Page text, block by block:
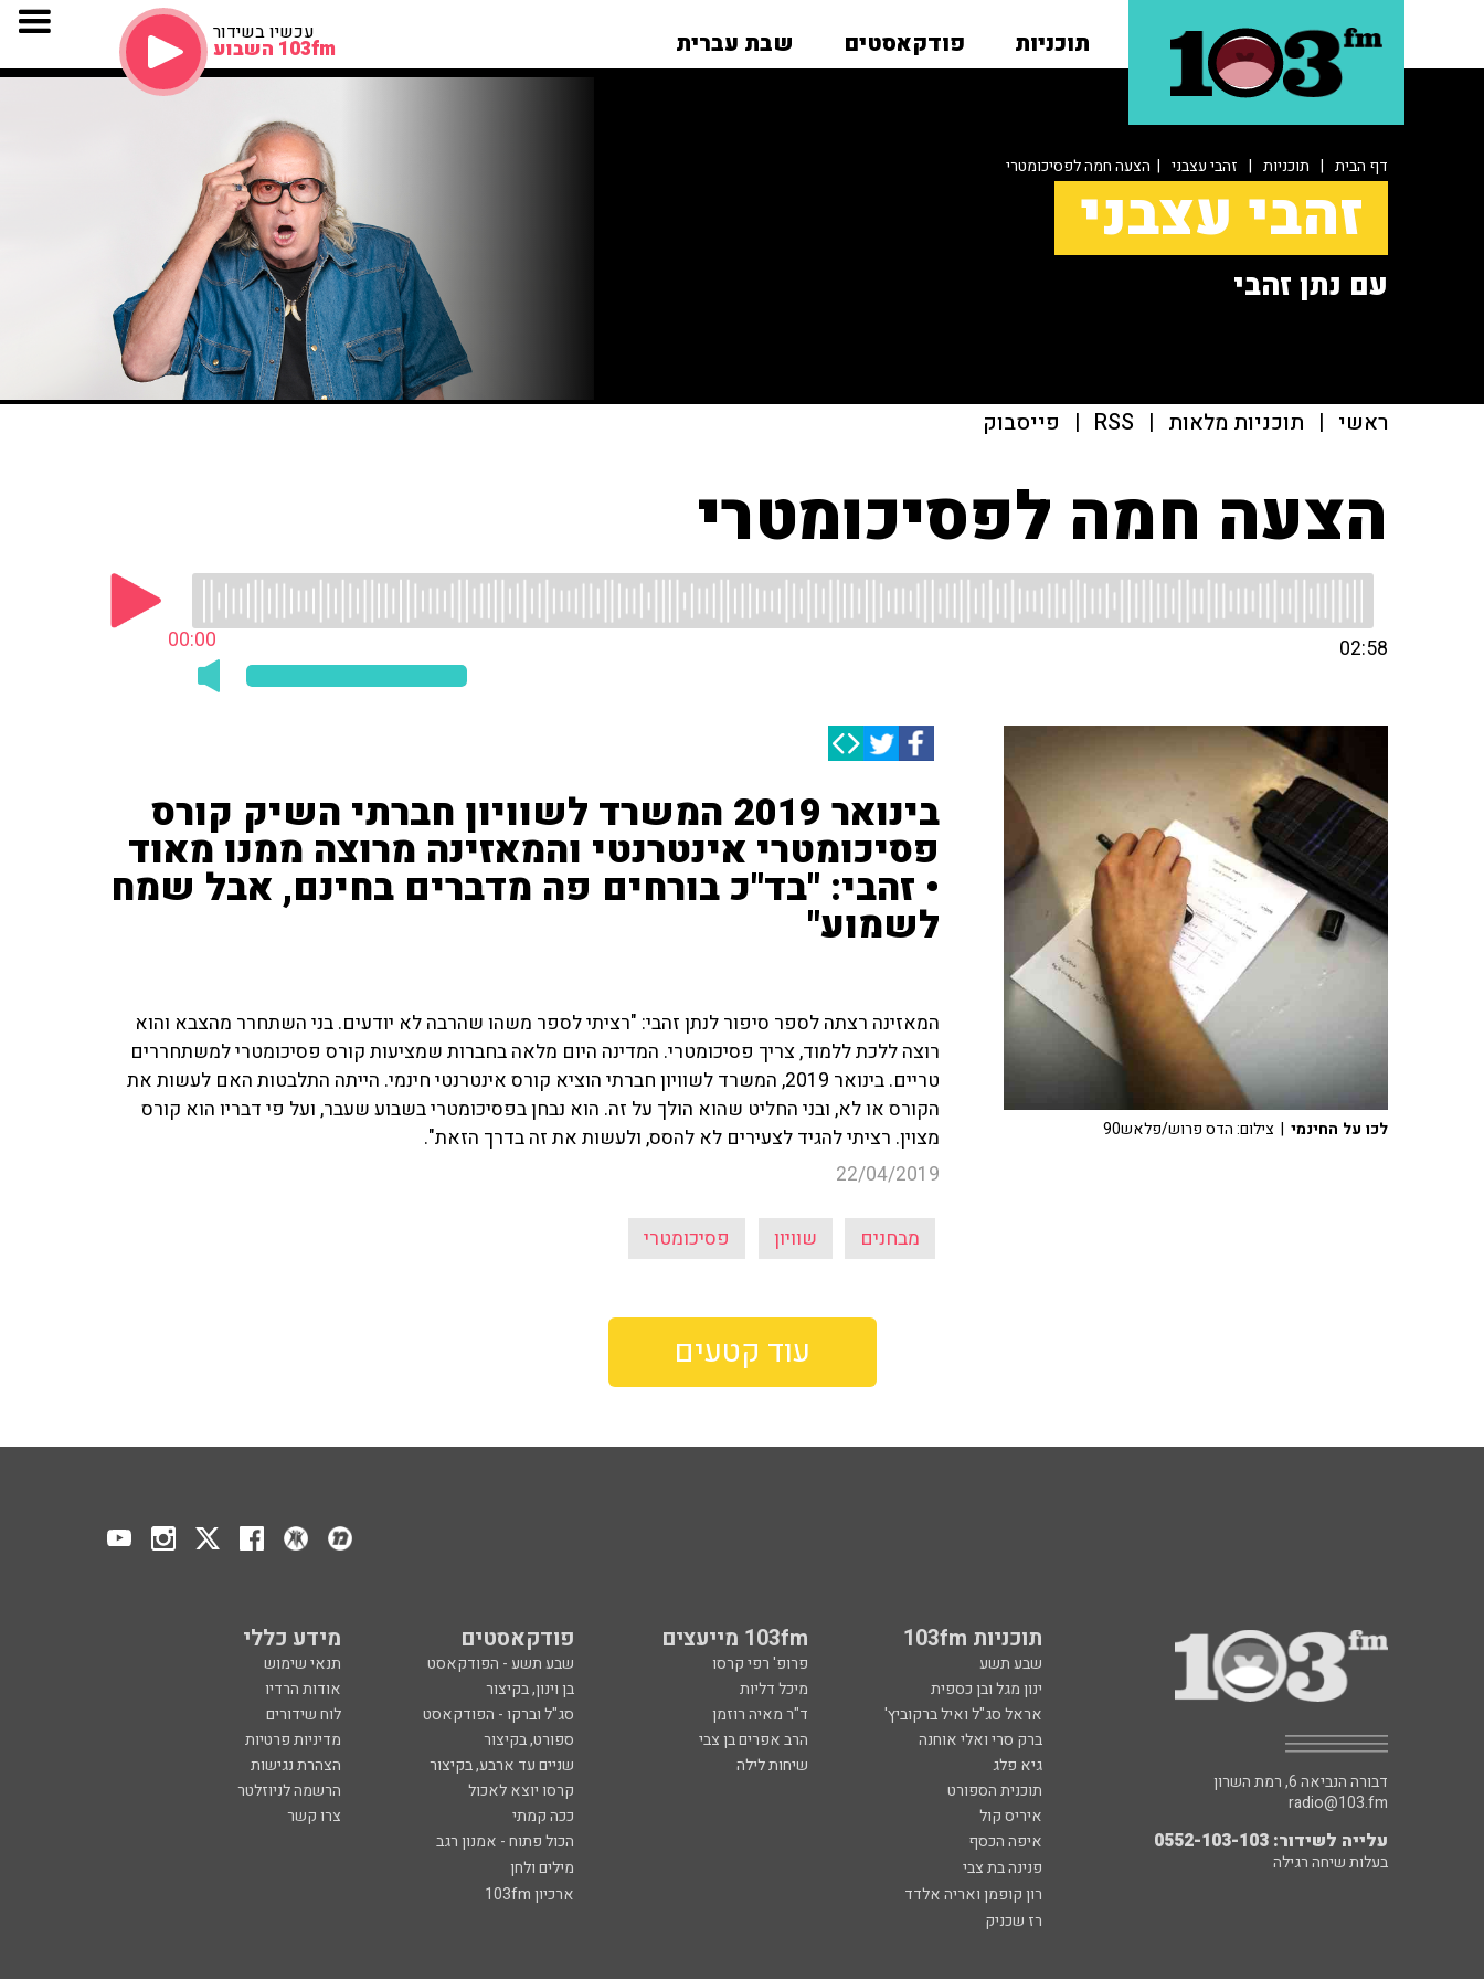
תוכניות פודקאסטים שבת עברית עכשיו בשידור
103fm השבוע
דף הבית | תוכניות | זהבי עצבני | הצעה חמה לפסיכומטרי
זהבי עצבני
עם נתן זהבי
ראשי | תוכניות מלאות |
RSS
| פייסבוק
הצעה חמה לפסיכומטרי
00:00 02:58
בינואר 2019 המשרד לשוויון חברתי השיק קורס
פסיכומטרי אינטרנטי והמאזינה מרוצה ממנו מאוד
• זהבי: "בד"כ בורחים פה מדברים בחינם, אבל שמח
לשמוע"
המאזינה רצתה לספר סיפור לנתן זהבי: "רציתי לספר משהו שהרבה לא יודעים. בני השתחרר מהצבא והוא
רוצה ללכת ללמוד, צריך פסיכומטרי. המדינה היום מלאה בחברות שמציעות קורס פסיכומטרי למשתחררים
טריים. בינואר 2019, המשרד לשוויון חברתי הוציא קורס אינטרנטי חינמי. הייתה התלבטות האם לעשות את
הקורס או לא, ובני החליט שהוא הולך על זה. הוא נבחן בפסיכומטרי בשבוע שעבר, ועל פי דבריו הוא קורס
מצוין. רציתי להגיד לצעירים לא להסס, ולעשות את זה בדרך הזאת".
22/04/2019
מבחנים שוויון פסיכומטרי
לכו על החינמי | צילום: הדס פרוש/פלאש90
עוד קטעים
תוכניות 103fm 103fm מייעצים פודקאסטים מידע כללי
שבע תשע פרופ' רפי קרסו שבע תשע - הפודקאסט
תנאי שימוש
ינון מגל ובן כספית
מיכל דליות בן וינון, בקיצור
אודות הרדיו
אראל סג"ל ואיל ברקוביץ'
ד"ר מאיה רוזמן סג"ל וברקו - הפודקאסט
לוח שידורים
ברק סרי ואלי אוחנה
הרב אפרים בן צבי ספורט, בקיצור
מדיניות פרטיות
גיא פלג
שיחות לילה שניים עד ארבע, בקיצור
הצהרת נגישות
תוכנית הספורט
קרסו יוצא לאכול
הרשמה לניוזלטר
איריס קול
ככה קמתי
צרו קשר
איפה הכסף
הכול פתוח - אמנון רגב
פנינה בת צבי
מילים ולחן
רון קופמן ואריה אלדד
ארכיון 103fm
רז שכניק
דבורה הנביאה 6, רמת השרון
radio@103.fm
עלייה לשידור: 0552-103-103
בעלות שיחה רגילה